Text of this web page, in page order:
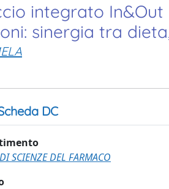
integrato
sinergia tra
DC
SCIENZE DEL FARMACO